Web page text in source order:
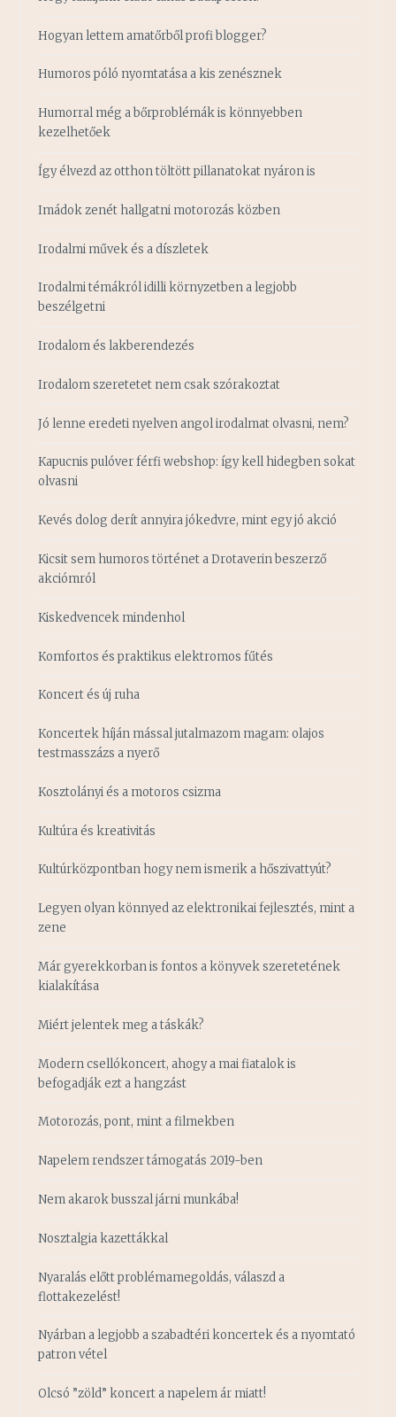
Hogyan lettem amatőrből profi blogger?
Humoros póló nyomtatása a kis zenésznek
Humorral még a bőrproblémák is könnyebben
kezelhetőek
Így élvezd az otthon töltött pillanatokat nyáron is
Imádok zenét hallgatni motorozás közben
Irodalmi művek és a díszletek
Irodalmi témákról idilli környzetben a legjobb
beszélgetni
Irodalom és lakberendezés
Irodalom szeretetet nem csak szórakoztat
Jó lenne eredeti nyelven angol irodalmat olvasni, nem?
Kapucnis pulóver férfi webshop: így kell hidegben sokat
olvasni
Kevés dolog derít annyira jókedvre, mint egy jó akció
Kicsit sem humoros történet a Drotaverin beszerző
akciómról
Kiskedvencek mindenhol
Komfortos és praktikus elektromos fűtés
Koncert és új ruha
Koncertek híján mással jutalmazom magam: olajos
testmasszázs a nyerő
Kosztolányi és a motoros csizma
Kultúra és kreativitás
Kultúrközpontban hogy nem ismerik a hőszivattyút?
Legyen olyan könnyed az elektronikai fejlesztés, mint a
zene
Már gyerekkorban is fontos a könyvek szeretetének
kialakítása
Miért jelentek meg a táskák?
Modern csellókoncert, ahogy a mai fiatalok is
befogadják ezt a hangzást
Motorozás, pont, mint a filmekben
Napelem rendszer támogatás 2019-ben
Nem akarok busszal járni munkába!
Nosztalgia kazettákkal
Nyaralás előtt problémamegoldás, válaszd a
flottakezelést!
Nyárban a legjobb a szabadtéri koncertek és a nyomtató
patron vétel
Olcsó ”zöld” koncert a napelem ár miatt!